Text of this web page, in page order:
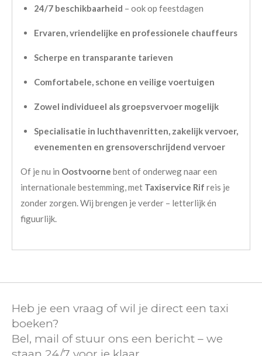
24/7 beschikbaarheid – ook op feestdagen
Ervaren, vriendelijke en professionele chauffeurs
Scherpe en transparante tarieven
Comfortabele, schone en veilige voertuigen
Zowel individueel als groepsvervoer mogelijk
Specialisatie in luchthavenritten, zakelijk vervoer,
evenementen en grensoverschrijdend vervoer
Of je nu in Oostvoorne bent of onderweg naar een
internationale bestemming, met Taxiservice Rif reis je
zonder zorgen. Wij brengen je verder – letterlijk én
figuurlijk.
Heb je een vraag of wil je direct een taxi
boeken?
Bel, mail of stuur ons een bericht – we